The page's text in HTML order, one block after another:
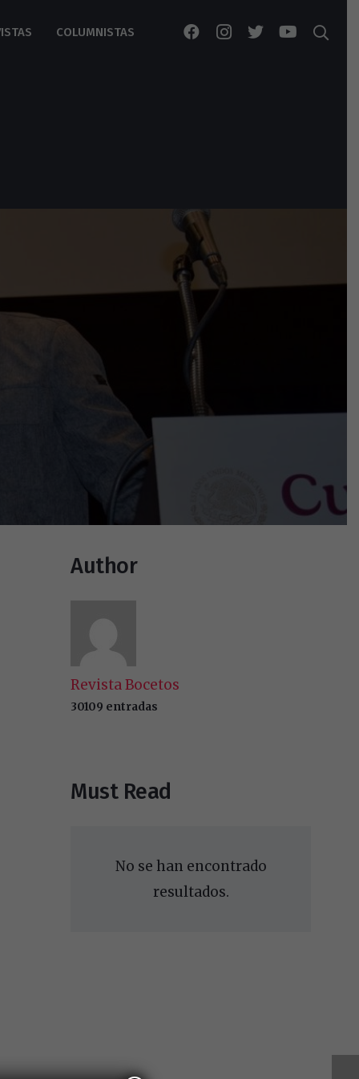
COLUMNISTAS
Author
Revista Bocetos
30109 entradas
Must Read
No se han encontrado
resultados.